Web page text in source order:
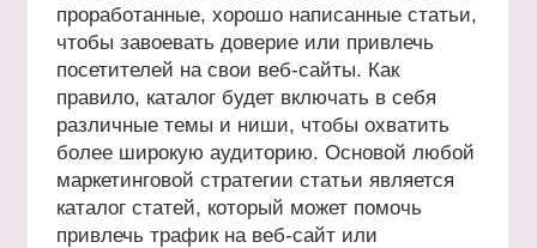
проработанные, хорошо написанные статьи,
чтобы завоевать доверие или привлечь
посетителей на свои веб-сайты. Как
правило, каталог будет включать в себя
различные темы и ниши, чтобы охватить
более широкую аудиторию. Основой любой
маркетинговой стратегии статьи является
каталог статей, который может помочь
привлечь трафик на веб-сайт или